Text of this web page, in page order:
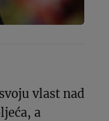
vlast nad
a